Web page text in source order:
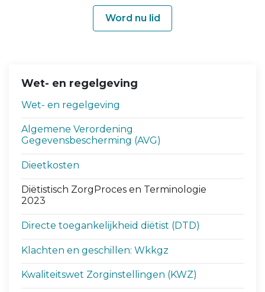
Word nu lid
Wet- en regelgeving
Wet- en regelgeving
Algemene Verordening
Gegevensbescherming (AVG)
Dieetkosten
Diëtistisch ZorgProces en Terminologie
2023
Directe toegankelijkheid diëtist (DTD)
Klachten en geschillen: Wkkgz
Kwaliteitswet Zorginstellingen (KWZ)